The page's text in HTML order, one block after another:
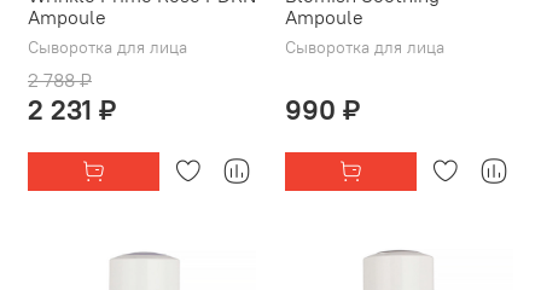
Ampoule
Сыворотка для лица
2 788 ₽
2 231 ₽
Ampoule
Сыворотка для лица
990 ₽